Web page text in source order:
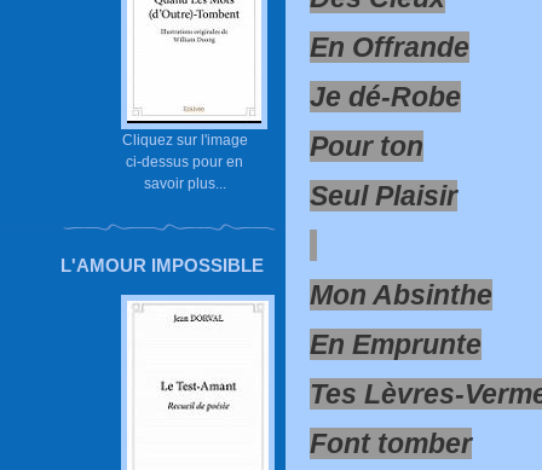
Cliquez sur l'image
ci-dessus pour en
savoir plus...
L'AMOUR IMPOSSIBLE
En Offrande
Je dé-Robe
Pour ton
Seul Plaisir
Mon Absinthe
En Emprunte
Tes Lèvres-
Font tomber